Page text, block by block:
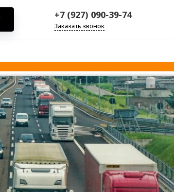
+7 (927) 090-39-74
Заказать звонок